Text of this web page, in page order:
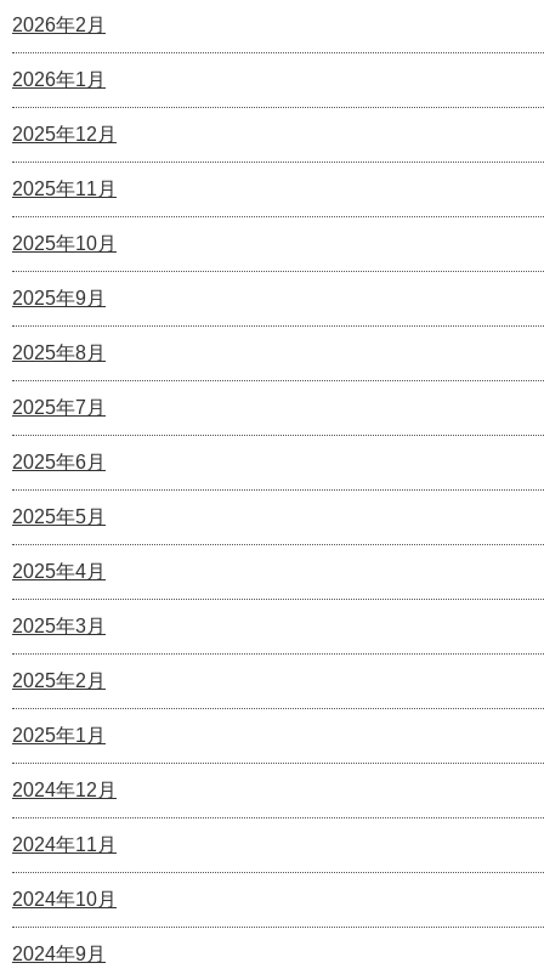
2026年2月
2026年1月
2025年12月
2025年11月
2025年10月
2025年9月
2025年8月
2025年7月
2025年6月
2025年5月
2025年4月
2025年3月
2025年2月
2025年1月
2024年12月
2024年11月
2024年10月
2024年9月